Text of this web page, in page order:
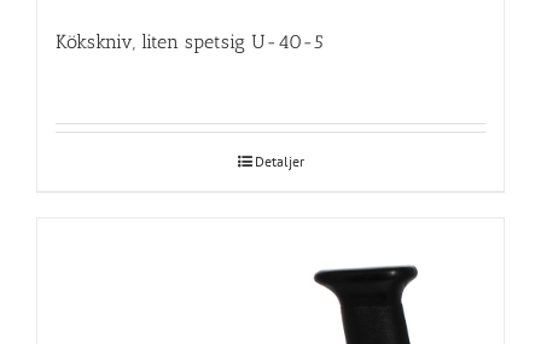
Kökskniv, liten spetsig U-40-5
Detaljer